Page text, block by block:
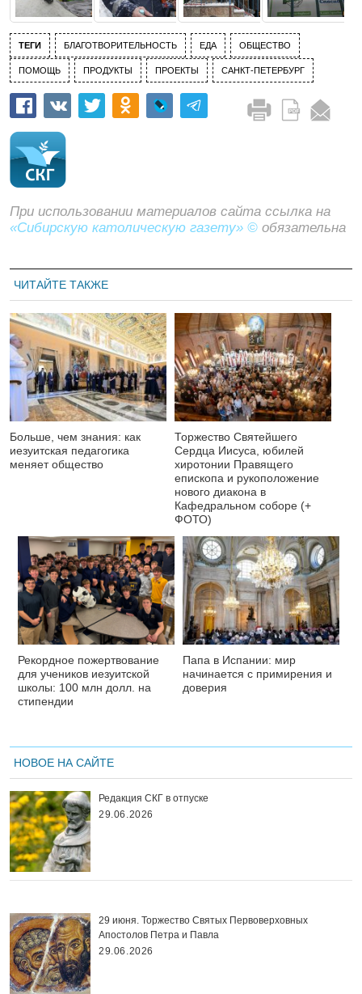
ТЕГИ БЛАГОТВОРИТЕЛЬНОСТЬ ЕДА ОБЩЕСТВО
ПОМОЩЬ ПРОДУКТЫ ПРОЕКТЫ САНКТ-ПЕТЕРБУРГ
При использовании материалов сайта ссылка на
«Сибирскую католическую газету» © обязательна
ЧИТАЙТЕ ТАКЖЕ
Больше, чем знания: как
иезуитская педагогика
меняет общество
Торжество Святейшего
Сердца Иисуса, юбилей
хиротонии Правящего
епископа и рукоположение
нового диакона в
Кафедральном соборе (+
ФОТО)
Рекордное пожертвование
для учеников иезуитской
школы: 100 млн долл. на
стипендии
Папа в Испании: мир
начинается с примирения и
доверия
НОВОЕ НА САЙТЕ
Редакция СКГ в отпуске
29.06.2026
29 июня. Торжество Святых Первоверховных
Апостолов Петра и Павла
29.06.2026